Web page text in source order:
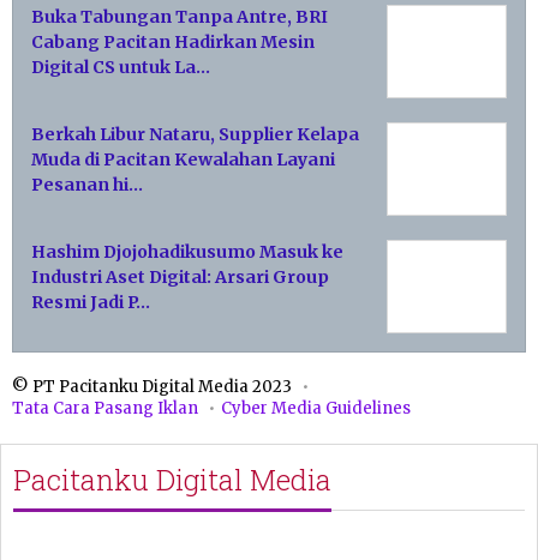
Buka Tabungan Tanpa Antre, BRI
Cabang Pacitan Hadirkan Mesin
Digital CS untuk La…
Berkah Libur Nataru, Supplier Kelapa
Muda di Pacitan Kewalahan Layani
Pesanan hi…
Hashim Djojohadikusumo Masuk ke
Industri Aset Digital: Arsari Group
Resmi Jadi P…
© PT Pacitanku Digital Media 2023
Tata Cara Pasang Iklan
Cyber Media Guidelines
Pacitanku Digital Media